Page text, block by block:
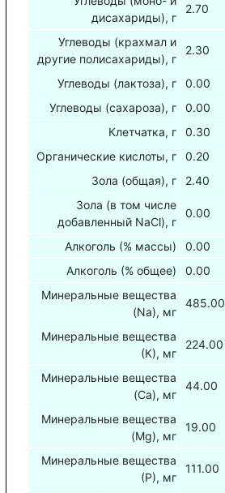
дисахариды), г
2.70
Углеводы (крахмал и
другие полисахариды), г
2.30
Углеводы (лактоза), г
0.00
Углеводы (сахароза), г
0.00
Клетчатка, г
0.30
Органические кислоты, г
0.20
Зола (общая), г
2.40
Зола (в том числе
добавленный NaCl), г
0.00
Алкоголь (% массы)
0.00
Алкоголь (% общее)
0.00
Минеральные вещества
(Na), мг
485.00
Минеральные вещества
(К), мг
224.00
Минеральные вещества
(Са), мг
44.00
Минеральные вещества
(Mg), мг
19.00
Минеральные вещества
(Р), мг
111.00